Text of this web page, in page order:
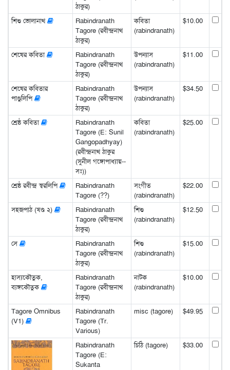
ঠাকুর)
শিশু ভোলানাথ
Rabindranath
Tagore (রবীন্দ্রনাথ
ঠাকুর)
কবিতা
(rabindranath)
$10.00
শেষের কবিতা
Rabindranath
Tagore (রবীন্দ্রনাথ
ঠাকুর)
উপন্যাস
(rabindranath)
$11.00
শেষের কবিতার
পাণ্ডুলিপি
Rabindranath
Tagore (রবীন্দ্রনাথ
ঠাকুর)
উপন্যাস
(rabindranath)
$34.50
শ্রেষ্ঠ কবিতা
Rabindranath
Tagore (E: Sunil
Gangopadhyay)
(রবীন্দ্রনাথ ঠাকুর
(সুনীল গঙ্গোপাধ্যায়--
সঃ))
কবিতা
(rabindranath)
$25.00
শ্রেষ্ঠ রবীন্দ্র স্বরলিপি
Rabindranath
Tagore (??)
সংগীত
(rabindranath)
$22.00
সহজপাঠ (খণ্ড ২)
Rabindranath
Tagore (রবীন্দ্রনাথ
ঠাকুর)
শিশু
(rabindranath)
$12.50
সে
Rabindranath
Tagore (রবীন্দ্রনাথ
ঠাকুর)
শিশু
(rabindranath)
$15.00
হাস্যকৌতুক,
ব্যঙ্গকৌতুক
Rabindranath
Tagore (রবীন্দ্রনাথ
ঠাকুর)
নাটক
(rabindranath)
$10.00
Tagore Omnibus
(V1)
Rabindranath
Tagore (Tr.
Various)
misc (tagore) $49.95
Rabindranath
Tagore (E:
Sukanta
চিঠি (tagore) $33.00